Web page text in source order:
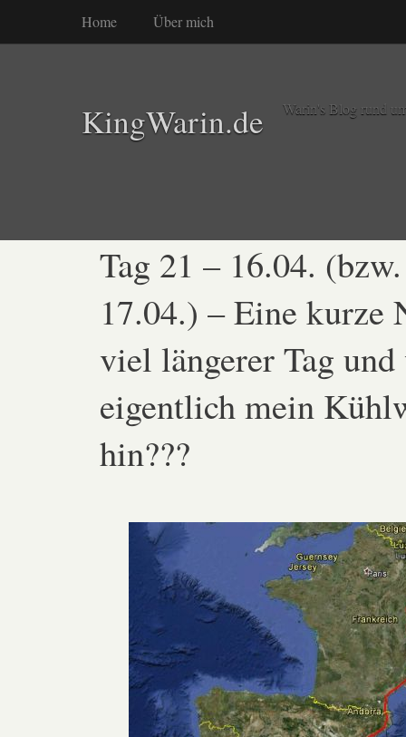
Home Über mich
KingWarin.de Warin's Blog rund
Tag 21 – 16.04.
17.04.) – Eine kurze
viel längerer Tag
eigentlich mein
hin???